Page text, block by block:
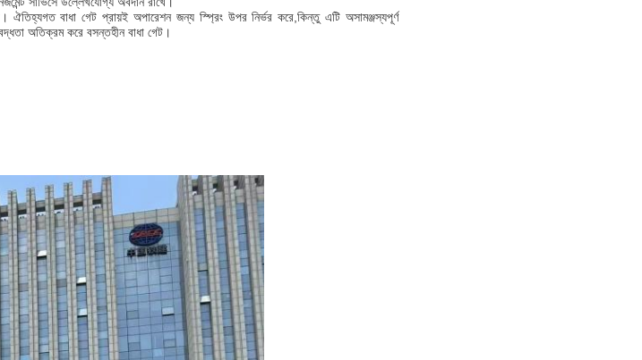
ঐতিহ্যগত বাধা গেট প্রায়ই অপারেশন জন্য স্প্রিং উপর নির্ভর করে,কিন্তু এটি অসামঞ্জস্যপূর্ণ
অতিক্রম করে বসন্তহীন বাধা গেট।